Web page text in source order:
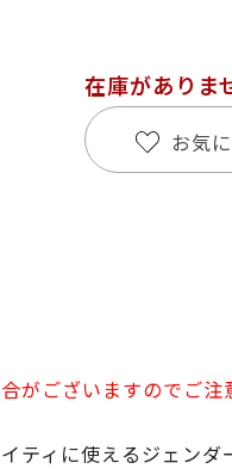
在庫がありま
お気
がございますのでご注
ティに使えるジェン